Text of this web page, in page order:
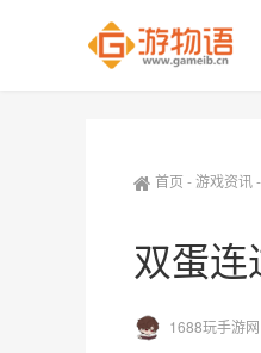
首页 -游戏资讯-
双蛋
1688玩手游网